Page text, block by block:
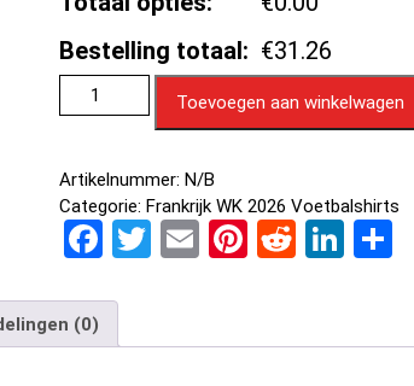
Bestelling totaal: €31.26
Toevoegen aan winkelwagen
Artikelnummer: N/B
Categorie: Frankrijk WK 2026 Voetbalshirts
F
ce
b
T
er
E Pi
es
R
di
Li
dI
D
n
(0)